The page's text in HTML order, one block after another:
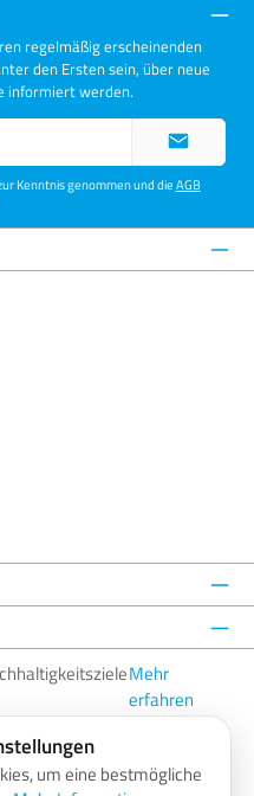
regelmäßig erscheinenden
den Ersten sein, über neue
informiert werden.
Kenntnis genommen und dieAGB
Mehr
erfahren
LinkedIn
um eine bestmögliche